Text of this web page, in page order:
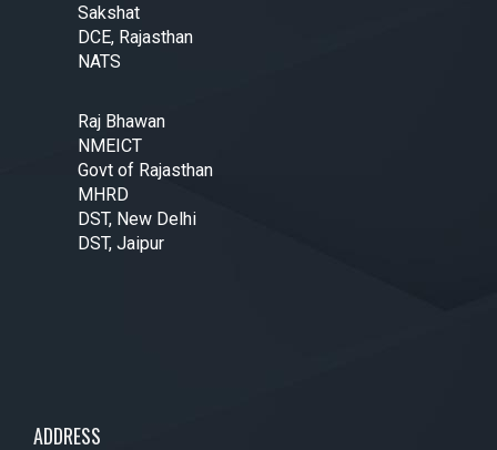
Sakshat
DCE, Rajasthan
NATS
Raj Bhawan
NMEICT
Govt of Rajasthan
MHRD
DST, New Delhi
DST, Jaipur
ADDRESS